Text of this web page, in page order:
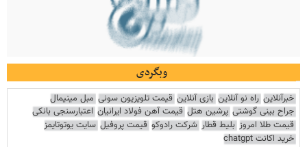
وبگردی
خبرآنلاین راه نو آنلاین بازی آنلاین قیمت تلویزیون سونی مبل مینیمال
جراح بینی گوشتی پرشین هتل قیمت آهن فولاد ایرانیان اعتبارسنجی بانکی
قیمت طلا امروز بلیط قطار شرکت رادوکو قیمت پروفیل سایت یوتوتایمز
خرید اکانت chatgpt